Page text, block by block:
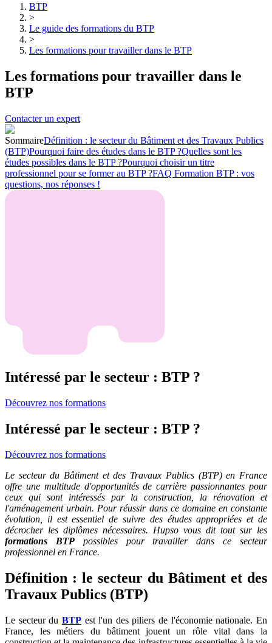
BTP
>
Le guide des formations du BTP
>
Les formations pour travailler dans le BTP
Les formations pour travailler dans le
BTP
Contacter un expert
SommaireDéfinition : le secteur du Bâtiment et des Travaux Publics
(BTP)Pourquoi faire des études dans le BTP ?Quelles sont les
études possibles dans le BTP ?Pourquoi choisir un titre
professionnel pour se former au BTP ?FAQ Formation BTP : vos
questions, nos réponses !
Intéressé par le secteur : BTP ?
Découvrez nos formations
Intéressé par le secteur : BTP ?
Découvrez nos formations
Le secteur du Bâtiment et des Travaux Publics (BTP) en France
offre une multitude d'opportunités de carrière passionnantes pour
ceux qui sont intéressés par la construction, la rénovation et
l'aménagement urbain. Pour réussir dans ce domaine en constante
évolution, il est essentiel de suivre des études appropriées et de
décrocher les diplômes nécessaires. Hupso vous dit tout sur les
formations BTPpossibles pour travailler dans ce secteur
professionnel en France.
Définition : le secteur du Bâtiment et des
Travaux Publics (BTP)
Le secteur du BTPest l'un des piliers de l'économie nationale. En
France, les métiers du bâtiment jouent un rôle vital dans la